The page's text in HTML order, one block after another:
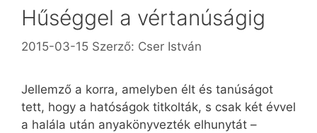
Hűséggel a vértanúságig
2015-03-15 Szerző: Cser István
Jellemző a korra, amelyben élt és tanúságot
tett, hogy a hatóságok titkolták, s csak két évvel
a halála után anyakönyvezték elhunytát –